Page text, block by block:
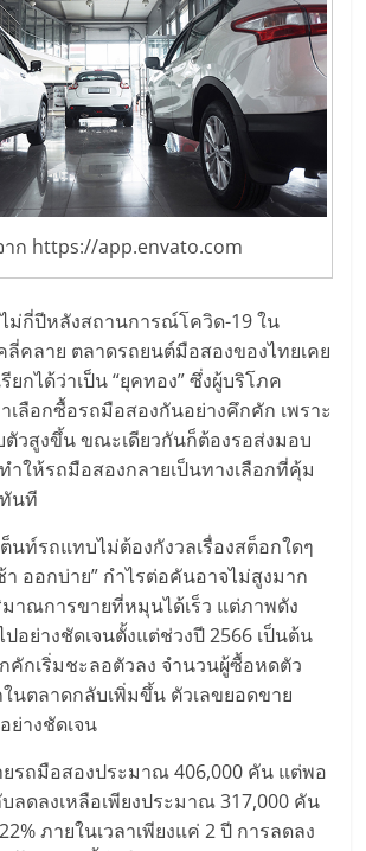
ก https://app.envato.com
ม่กี่ปีหลังสถานการณ์โควิด-19 ใน
ลี่คลาย ตลาดรถยนต์มือสองของไทยเคย
ยกได้ว่าเป็น “ยุคทอง” ซึ่งผู้บริโภค
ลือกซื้อรถมือสองกันอย่างคึกคัก เพราะ
วสูงขึ้น ขณะเดียวกันก็ต้องรอส่งมอบ
ำให้รถมือสองกลายเป็นทางเลือกที่คุ้ม
นที
นท์รถแทบไม่ต้องกังวลเรื่องสต็อกใดๆ
า ออกบ่าย” กำไรต่อคันอาจไม่สูงมาก
าณการขายที่หมุนได้เร็ว แต่ภาพดัง
ปอย่างชัดเจนตั้งแต่ช่วงปี 2566 เป็นต้น
คักเริ่มชะลอตัวลง จำนวนผู้ซื้อหดตัว
นตลาดกลับเพิ่มขึ้น ตัวเลขยอดขาย
างชัดเจน
รถมือสองประมาณ 406,000 คัน แต่พอ
ลดลงเหลือเพียงประมาณ 317,000 คัน
ภายในเวลาเพียงแค่ 2 ปี การลดลง